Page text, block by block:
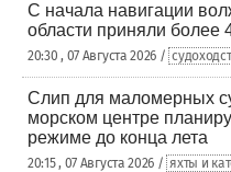
С начала навигации
области приняли более
20:30 , 07 Августа 2026 /
Слип для маломерных
морском центре
режиме до конца лета
20:15 , 07 Августа 2026 / яхты и